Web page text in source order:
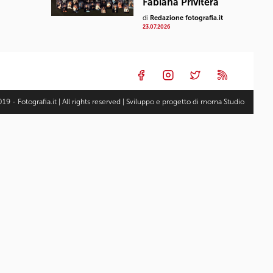
di Redazione fotografia.it
23.07.2026
- Fotografia.it | All rights reserved | Sviluppo e progetto di moma Studio